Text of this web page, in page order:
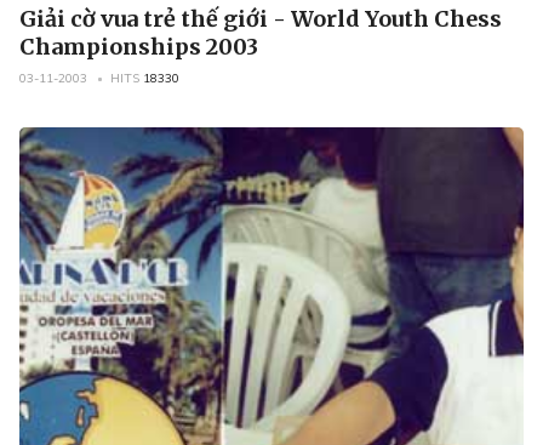
Giải cờ vua trẻ thế giới - World Youth Chess
Championships 2003
03-11-2003 HITS 18330